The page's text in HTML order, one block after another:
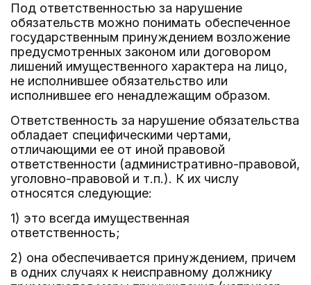
Под ответственностью за нарушение
обязательств можно понимать обеспеченное
государственным принуждением возложение
предусмотренных законом или договором
лишений имущественного характера на лицо,
не исполнившее обязательство или
исполнившее его ненадлежащим образом.
Ответственность за нарушение обязательства
обладает специфическими чертами,
отличающими ее от иной правовой
ответственности (административно-правовой,
уголовно-правовой и т.п.). К их числу
относятся следующие:
1) это всегда имущественная
ответственность;
2) она обеспечивается принуждением, причем
в одних случаях к неисправному должнику